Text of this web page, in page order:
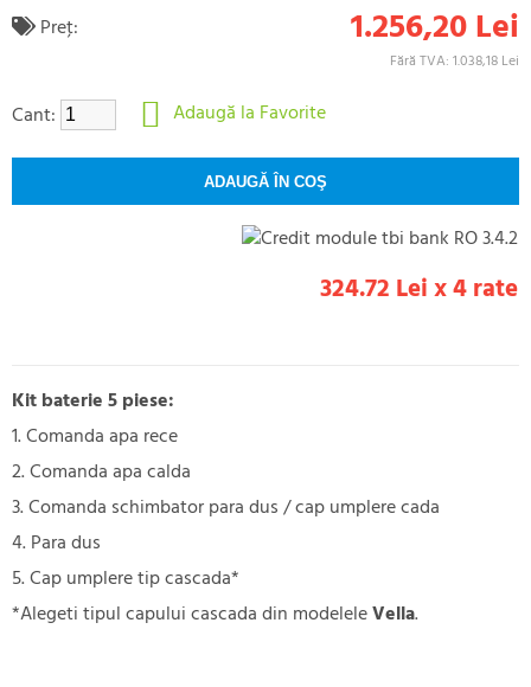
Preţ: 1.256,20 Lei
Fără TVA: 1.038,18 Lei
Cant: Adaugă la Favorite
324.72 Lei x 4 rate
Kit baterie 5 piese:
1. Comanda apa rece
2. Comanda apa calda
3. Comanda schimbator para dus / cap umplere cada
4. Para dus
5. Cap umplere tip cascada*
*Alegeti tipul capului cascada din modeleleVella.